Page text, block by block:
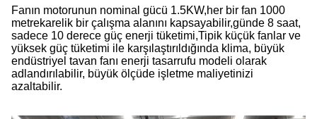
Fanın motorunun nominal gücü 1.5KW,her bir fan 1000
metrekarelik bir çalışma alanını kapsayabilir,günde 8 saat,
sadece 10 derece güç enerji tüketimi,Tipik küçük fanlar ve
yüksek güç tüketimi ile karşılaştırıldığında klima, büyük
endüstriyel tavan fanı enerji tasarrufu modeli olarak
adlandırılabilir, büyük ölçüde işletme maliyetinizi
azaltabilir.